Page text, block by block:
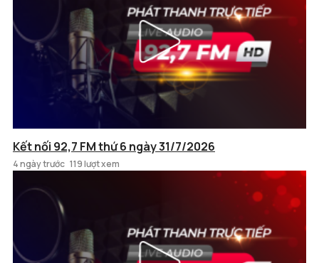
Kết nối 92,7 FM thứ 6 ngày 31/7/2026
4 ngày trước 119 lượt xem